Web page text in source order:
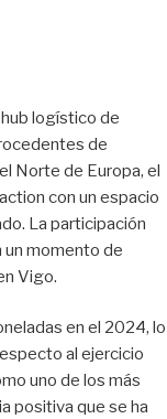
logístico de
de
Norte de Europa, el
con un espacio
La participación
momento de
Vigo.
en el 2024, lo
al ejercicio
uno de los más
positiva que se ha